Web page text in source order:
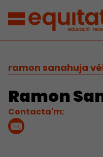
ramon sanahuja
Ramon
Contacta'm: